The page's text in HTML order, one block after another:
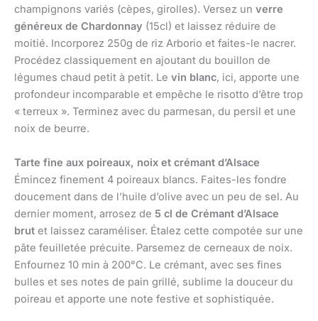
champignons variés (cèpes, girolles). Versez un verre
généreux de Chardonnay (15cl) et laissez réduire de
moitié. Incorporez 250g de riz Arborio et faites-le nacrer.
Procédez classiquement en ajoutant du bouillon de
légumes chaud petit à petit. Le vin blanc, ici, apporte une
profondeur incomparable et empêche le risotto d’être trop
« terreux ». Terminez avec du parmesan, du persil et une
noix de beurre.
Tarte fine aux poireaux, noix et crémant d’Alsace
Émincez finement 4 poireaux blancs. Faites-les fondre
doucement dans de l’huile d’olive avec un peu de sel. Au
dernier moment, arrosez de 5 cl de Crémant d’Alsace
brut et laissez caraméliser. Étalez cette compotée sur une
pâte feuilletée précuite. Parsemez de cerneaux de noix.
Enfournez 10 min à 200°C. Le crémant, avec ses fines
bulles et ses notes de pain grillé, sublime la douceur du
poireau et apporte une note festive et sophistiquée.